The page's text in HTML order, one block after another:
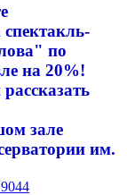
по
на 20%!
зале
им.